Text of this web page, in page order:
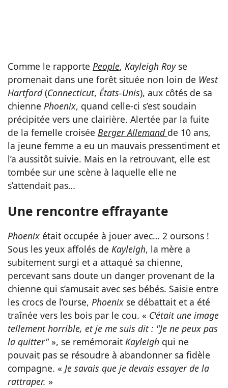
Comme le rapporte People, Kayleigh Royse
promenait dans une forêt située non loin de West
Hartford(Connecticut, États-Unis), aux côtés de sa
chienne Phoenix, quand celle-ci s’est soudain
précipitée vers une clairière. Alertée par la fuite
de la femelle croisée BergerAllemand de 10 ans,
la jeune femme a eu un mauvais pressentiment et
l’a aussitôt suivie. Mais en la retrouvant, elle est
tombée sur une scène à laquelle elle ne
s’attendait pas…
Une rencontre effrayante
Phoenix était occupée à jouer avec… 2 oursons !
Sous les yeux affolés de Kayleigh, la mère a
subitement surgi et a attaqué sa chienne,
percevant sans doute un danger provenant de la
chienne qui s’amusait avec ses bébés. Saisie entre
les crocs de l’ourse, Phoenix se débattait et a été
traînée vers les bois par le cou. « C'était une image
tellement horrible, et je me suis dit : "Je ne peux pas
la quitter" », se remémorait Kayleigh qui ne
pouvait pas se résoudre à abandonner sa fidèle
compagne. « Je savais que je devais essayer de la
rattraper. »